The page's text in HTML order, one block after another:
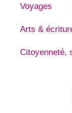
Voyages
Arts &
Citoyenneté,